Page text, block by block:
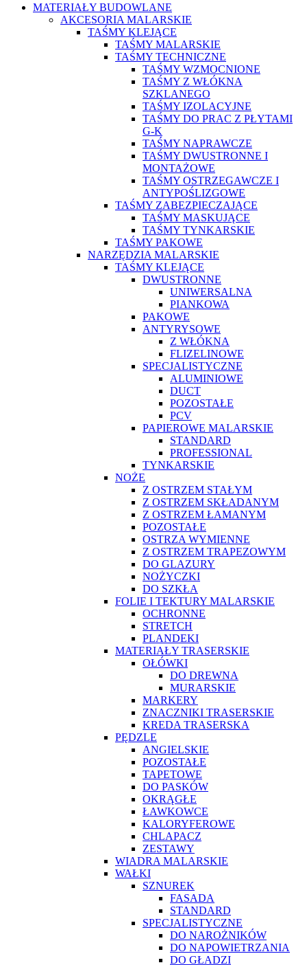
MATERIAŁY BUDOWLANE
AKCESORIA MALARSKIE
TAŚMY KLEJĄCE
TAŚMY MALARSKIE
TAŚMY TECHNICZNE
TAŚMY WZMOCNIONE
TAŚMY Z WŁÓKNA
SZKLANEGO
TAŚMY IZOLACYJNE
TAŚMY DO PRAC Z PŁYTAMI
G-K
TAŚMY NAPRAWCZE
TAŚMY DWUSTRONNE I
MONTAŻOWE
TAŚMY OSTRZEGAWCZE I
ANTYPOŚLIZGOWE
TAŚMY ZABEZPIECZAJĄCE
TAŚMY MASKUJĄCE
TAŚMY TYNKARSKIE
TAŚMY PAKOWE
NARZĘDZIA MALARSKIE
TAŚMY KLEJĄCE
DWUSTRONNE
UNIWERSALNA
PIANKOWA
PAKOWE
ANTYRYSOWE
Z WŁÓKNA
FLIZELINOWE
SPECJALISTYCZNE
ALUMINIOWE
DUCT
POZOSTAŁE
PCV
PAPIEROWE MALARSKIE
STANDARD
PROFESSIONAL
TYNKARSKIE
NOŻE
Z OSTRZEM STAŁYM
Z OSTRZEM SKŁADANYM
Z OSTRZEM ŁAMANYM
POZOSTAŁE
OSTRZA WYMIENNE
Z OSTRZEM TRAPEZOWYM
DO GLAZURY
NOŻYCZKI
DO SZKŁA
FOLIE I TEKTURY MALARSKIE
OCHRONNE
STRETCH
PLANDEKI
MATERIAŁY TRASERSKIE
OŁÓWKI
DO DREWNA
MURARSKIE
MARKERY
ZNACZNIKI TRASERSKIE
KREDA TRASERSKA
PĘDZLE
ANGIELSKIE
POZOSTAŁE
TAPETOWE
DO PASKÓW
OKRĄGŁE
ŁAWKOWCE
KALORYFEROWE
CHLAPACZ
ZESTAWY
WIADRA MALARSKIE
WAŁKI
SZNUREK
FASADA
STANDARD
SPECJALISTYCZNE
DO NAROŻNIKÓW
DO NAPOWIETRZANIA
DO GŁADZI